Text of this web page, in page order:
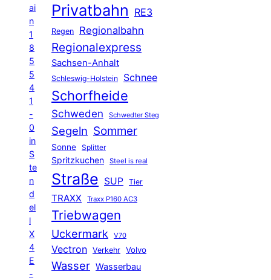
ai
n
1
8
5
5
4
1
-
0
in
S
te
n
d
el
l
X
4
E
-
Privatbahn RE3
Regen Regionalbahn
Regionalexpress
Sachsen-Anhalt
Schleswig-Holstein Schnee
Schorfheide
Schweden Schwedter Steg
Segeln Sommer
Sonne Splitter
Spritzkuchen Steel is real
Straße SUP Tier
TRAXX Traxx P160 AC3
Triebwagen
Uckermark V70
Vectron Verkehr Volvo
Wasser Wasserbau